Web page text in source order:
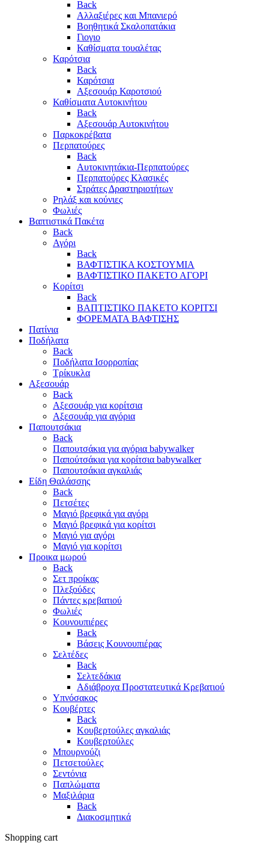
Back
Αλλαξιέρες και Μπανιερό
Βοηθητικά Σκαλοπατάκια
Γιογιο
Καθίσματα τουαλέτας
Καρότσια
Back
Καρότσια
Αξεσουάρ Καροτσιού
Καθίσματα Αυτοκινήτου
Back
Αξεσουάρ Αυτοκινήτου
Παρκοκρέβατα
Περπατούρες
Back
Αυτοκινητάκια-Περπατούρες
Περπατούρες Κλασικές
Στράτες Δραστηριοτήτων
Ρηλάξ και κούνιες
Φωλιές
Βαπτιστικά Πακέτα
Back
Αγόρι
Back
ΒΑΦΤΙΣΤΙΚΑ ΚΟΣΤΟΥΜΙΑ
ΒΑΦΤΙΣΤΙΚΟ ΠΑΚΕΤΟ ΑΓΟΡΙ
Κορίτσι
Back
ΒΑΠΤΙΣΤΙΚΟ ΠΑΚΕΤΟ ΚΟΡΙΤΣΙ
ΦΟΡΕΜΑΤΑ ΒΑΦΤΙΣΗΣ
Πατίνια
Ποδήλατα
Back
Ποδήλατα Ισορροπίας
Τρίκυκλα
Αξεσουάρ
Back
Αξεσουάρ για κορίτσια
Αξεσουάρ για αγόρια
Παπουτσάκια
Back
Παπουτσάκια για αγόρια babywalker
Παπούτσάκια για κορίτσια babywalker
Παπουτσάκια αγκαλιάς
Είδη Θαλάσσης
Back
Πετσέτες
Μαγιό βρεφικά για αγόρι
Μαγιό βρεφικά για κορίτσι
Μαγιό για αγόρι
Μαγιό για κορίτσι
Προικα μωρού
Back
Σετ προίκας
Πλεξούδες
Πάντες κρεβατιού
Φωλιές
Κουνουπιέρες
Back
Βάσεις Κουνουπιέρας
Σελτέδες
Back
Σελτεδάκια
Αδιάβροχα Προστατευτικά Κρεβατιού
Υπνόσακος
Κουβέρτες
Back
Κουβερτούλες αγκαλιάς
Κουβερτούλες
Μπουρνούζι
Πετσετούλες
Σεντόνια
Παπλώματα
Μαξιλάρια
Back
Διακοσμητικά
Shopping cart